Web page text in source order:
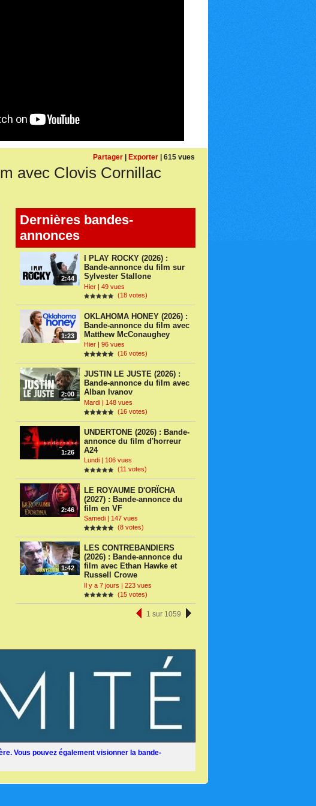
Partager | Exporter | 615 vues
avec Clovis Cornillac
Dernières bandes-
annonces
2:44
I PLAY ROCKY (2026) :
Bande-annonce du film sur
Sylvester Stallone
Hier | 49 vues
(18 votes)
1:23
OKLAHOMA HONEY (2026) :
Bande-annonce du film avec
Matthew McConaughey
Hier | 96 vues
(16 votes)
2:00
JUSTIN LE JUSTE (2026) :
Bande-annonce du film avec
Alban Ivanov
Mardi | 148 vues
(16 votes)
1:26
UNDERTONE (2026) : Bande-
annonce du film d'horreur
A24
Lundi | 106 vues
(11 votes)
2:46
LE ROYAUME D'ORÏCHA
(2027) : Bande-annonce du
film en VF
Samedi | 147 vues
(8 votes)
1:42
LES CONTREBANDIERS
(2026) : Bande-annonce du
film avec Ethan Hawke et
Russell Crowe
Il y a 7 jours | 223 vues
(15 votes)
1 sur 1059
Vous pouvez également visionner la bande-